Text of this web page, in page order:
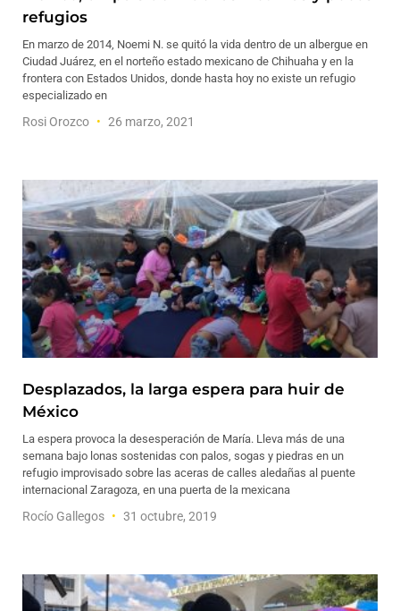
refugios
En marzo de 2014, Noemi N. se quitó la vida dentro de un albergue en
Ciudad Juárez, en el norteño estado mexicano de Chihuaha y en la
frontera con Estados Unidos, donde hasta hoy no existe un refugio
especializado en
Rosi Orozco 26 marzo, 2021
Desplazados, la larga espera para huir de
México
La espera provoca la desesperación de María. Lleva más de una
semana bajo lonas sostenidas con palos, sogas y piedras en un
refugio improvisado sobre las aceras de calles aledañas al puente
internacional Zaragoza, en una puerta de la mexicana
Rocío Gallegos 31 octubre, 2019